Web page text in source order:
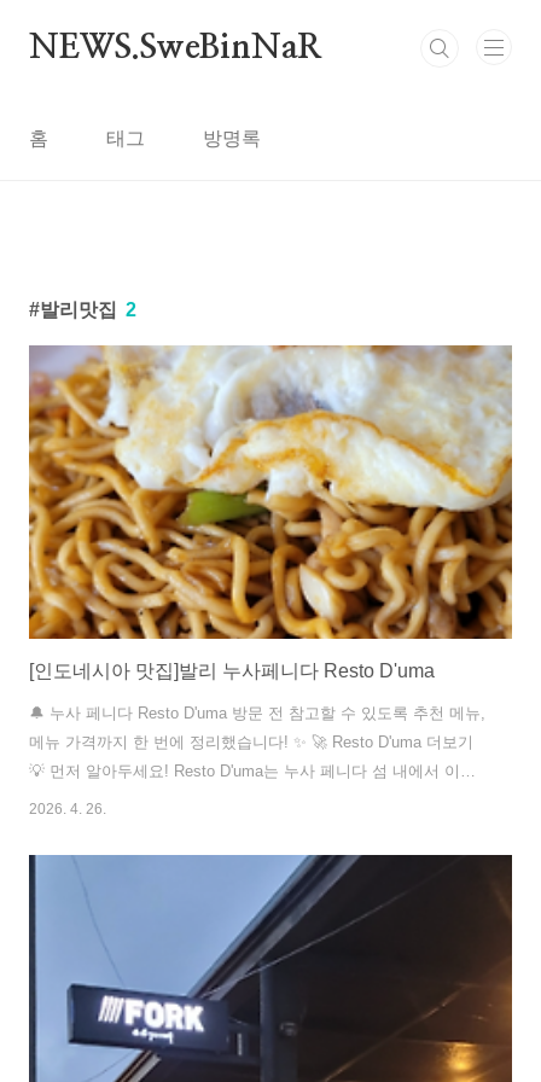
NEWS.SweBinNaR
홈 태그 방명록
발리맛집 2
[인도네시아 맛집]발리 누사페니다 Resto D'uma
🔔 누사 페니다 Resto D'uma 방문 전 참고할 수 있도록 추천 메뉴,
메뉴 가격까지 한 번에 정리했습니다! ✨ 🚀 Resto D'uma 더보기
💡 먼저 알아두세요! Resto D'uma는 누사 페니다 섬 내에서 이탈
리아, 미국, 인도네시아 요리가 결합된 다양한 메뉴를 제공하는 레
정부세 11%가 추가로 붙습니다. 햄버거, 스파게티, 피자, 샐러드,
볶음밥, 주스, 커피, 와인, 칵테일 등이 인기 메뉴입니다. 레스토랑
은 누사 페니다 섬 내부에 위치해 있어, 이동 시 ..
2026. 4. 26.